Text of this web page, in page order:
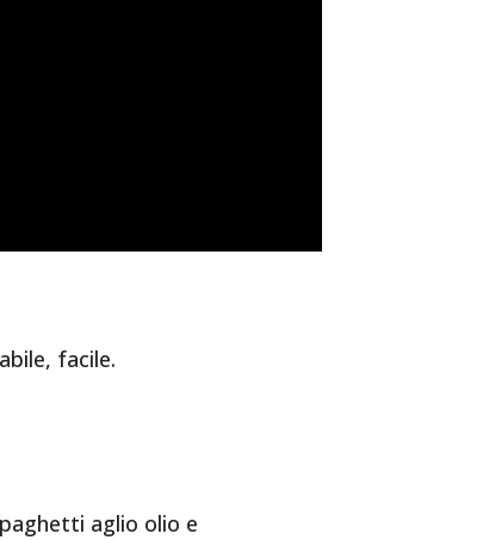
facile.
aglio olio e